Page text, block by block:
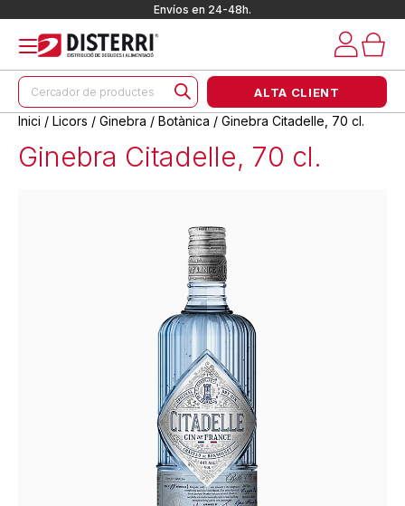
Envíos en 24-48h.
Products
search
ALTA CLIENT
Inici / Licors / Ginebra / Botànica / Ginebra Citadelle, 70 cl.
Ginebra Citadelle, 70 cl.